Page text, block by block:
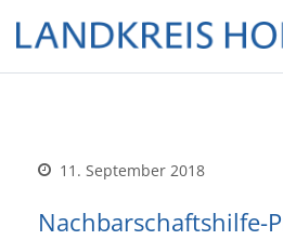
11. September 2018
Nachbarschaftshilfe-